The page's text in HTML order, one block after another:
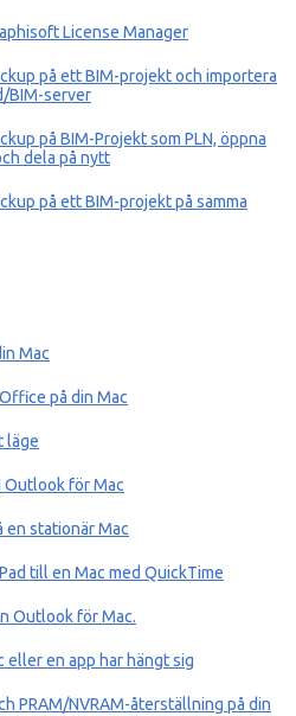
License Manager
på ett BIM-projekt och importera
BIM-server
på BIM-Projekt som PLN, öppna
dela på nytt
på ett BIM-projekt på samma
Mac
på din Mac
läge
Outlook för Mac
en stationär Mac
till en Mac med QuickTime
Outlook för Mac.
eller en app har hängt sig
PRAM/NVRAM-återställning på din